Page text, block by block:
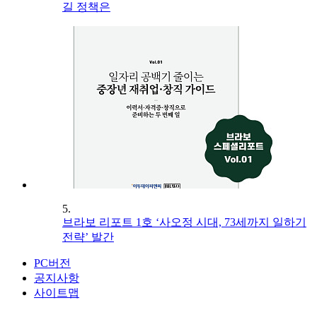
길 정책은
5.
브라보 리포트 1호 ‘사오정 시대, 73세까지 일하기
전략’ 발간
PC버전
공지사항
사이트맵